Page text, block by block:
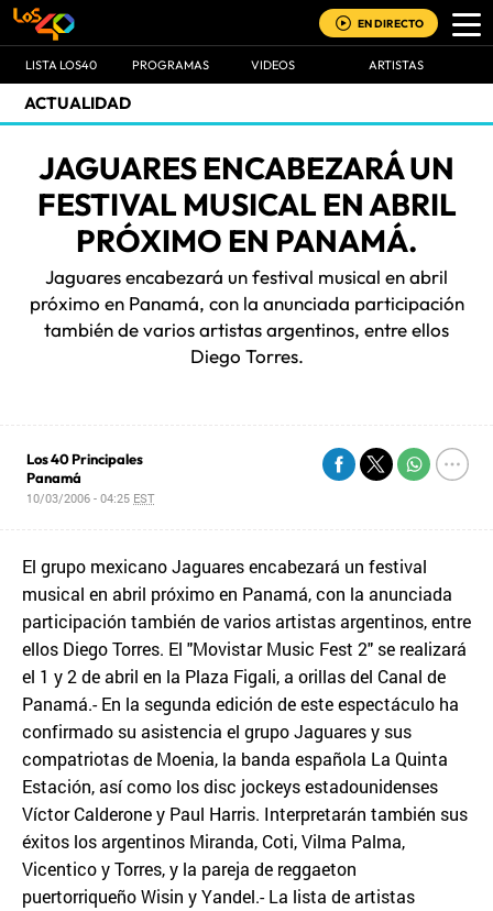
EN DIRECTO
LISTA LOS40 PROGRAMAS VIDEOS ARTISTAS
ACTUALIDAD
JAGUARES ENCABEZARÁ UN
FESTIVAL MUSICAL EN ABRIL
PRÓXIMO EN PANAMÁ.
Jaguares encabezará un festival musical en abril
próximo en Panamá, con la anunciada participación
también de varios artistas argentinos, entre ellos
Diego Torres.
Los 40 Principales
Panamá
10/03/2006 - 04:25 EST
El grupo mexicano Jaguares encabezará un festival
musical en abril próximo en Panamá, con la anunciada
participación también de varios artistas argentinos, entre
ellos Diego Torres. El "Movistar Music Fest 2" se realizará
el 1 y 2 de abril en la Plaza Figali, a orillas del Canal de
Panamá.- En la segunda edición de este espectáculo ha
confirmado su asistencia el grupo Jaguares y sus
compatriotas de Moenia, la banda española La Quinta
Estación, así como los disc jockeys estadounidenses
Víctor Calderone y Paul Harris. Interpretarán también sus
éxitos los argentinos Miranda, Coti, Vilma Palma,
Vicentico y Torres, y la pareja de reggaeton
puertorriqueño Wisin y Yandel.- La lista de artistas